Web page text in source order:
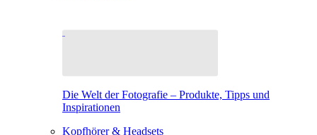
Die Welt der Fotografie – Produkte, Tipps und
Inspirationen
Kopfhörer & Headsets